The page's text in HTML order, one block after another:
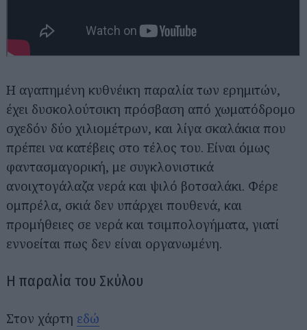
Η αγαπημένη κυθνέικη παραλία των ερημιτών,
έχει δυσκολούτσικη πρόσβαση από χωματόδρομο
σχεδόν δύο χιλιομέτρων, και λίγα σκαλάκια που
πρέπει να κατέβεις στο τέλος του. Είναι όμως
φαντασμαγορική, με συγκλονιστικά
ανοιχτογάλαζα νερά και ψιλό βοτσαλάκι. Φέρε
ομπρέλα, σκιά δεν υπάρχει πουθενά, και
προμήθειες σε νερά και τσιμπολογήματα, γιατί
εννοείται πως δεν είναι οργανωμένη.
Η παραλία του Σκύλου
Στον χάρτη εδώ
Αναζήτηση
για...